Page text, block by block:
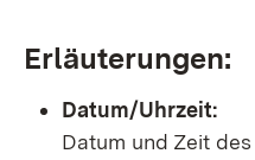
Erläuterungen:
Datum/Uhrzeit:
Datum und Zeit